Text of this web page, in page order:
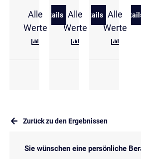
Alle
Werte
Details
zu Audi A3 Sportback 40
Alle
Werte
Details
zu Audi A3
Alle
Werte
Zurück zu den Ergebnissen
Sie wünschen eine persönliche